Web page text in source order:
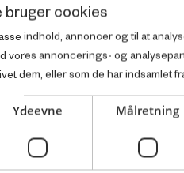
bruger cookies
indhold, annoncer og til at
vores annoncerings- og
dem, eller som de har indsamlet
Ydeevne Målretning